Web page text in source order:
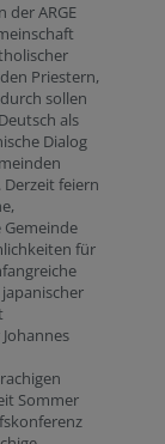
der ARGE
Priestern,
sollen
als
Dialog
feiern
Gemeinde
für
Sommer